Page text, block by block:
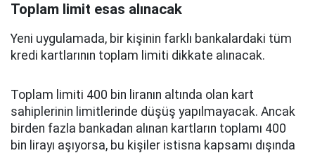
Toplam limit esas alınacak
Yeni uygulamada, bir kişinin farklı bankalardaki tüm
kredi kartlarının toplam limiti dikkate alınacak.
Toplam limiti 400 bin liranın altında olan kart
sahiplerinin limitlerinde düşüş yapılmayacak. Ancak
birden fazla bankadan alınan kartların toplamı 400
bin lirayı aşıyorsa, bu kişiler istisna kapsamı dışında